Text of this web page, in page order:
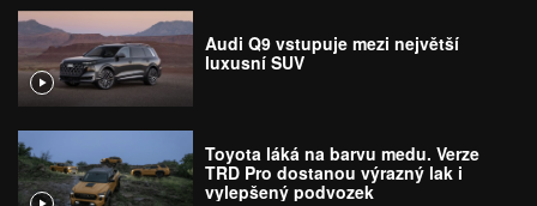
Audi Q9 vstupuje mezi největší
luxusní SUV
Toyota láká na barvu medu. Verze
TRD Pro dostanou výrazný lak i
vylepšený podvozek